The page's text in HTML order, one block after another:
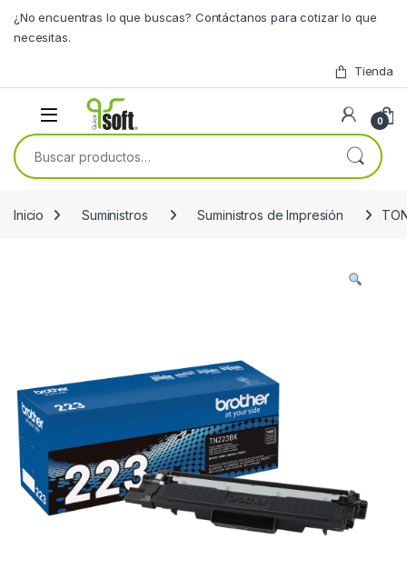
¿No encuentras lo que buscas? Contáctanos para cotizar lo que
necesitas.
Tienda
0
Buscar por:
Inicio Suministros Suministros de Impresión